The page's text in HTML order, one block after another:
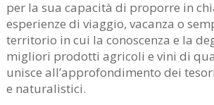
per la sua capacità di proporre in
esperienze di viaggio, vacanza o
territorio in cui la conoscenza e la
migliori prodotti agricoli e vini di
unisce all’approfondimento dei
e naturalistici.